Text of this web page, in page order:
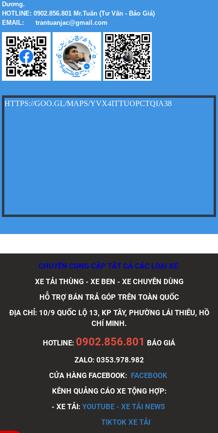
Xe tải Foton 990kg
Xe tải Foton 990kg
Xe tải Foton 990kg
Dương.
HOTLINE: 0902.856.801 Mr.Tuấn (Tư Vấn - Báo Giá)
EMAIL: trantuanjac@gmail.com
HTTPS://GOO.GL/MAPS/YVX4ITTUOPCTQIA38
CHUYÊN CUNG CẤP TẤT CẢ CÁC LOẠI XE:
XE TẢI THÙNG - XE BEN - XE CHUYÊN DÙNG
HỖ TRỢ BÁN TRẢ GÓP TRÊN TOÀN QUỐC
ĐỊA CHỈ: 10/9 QUỐC LỘ 13, KP TÂY, PHƯỜNG LÁI THIÊU, HỒ
CHÍ MINH.
HOTLINE: 0902.856.801 BÁO GIÁ
ZALO: 0353.978.982
CỬA HÀNG FACEBOOK: FACEBOOK
KÊNH QUẢNG CÁO XE TỘNG HỢP:
- XE TẢI: YOUTUBE - XE TẢI NEWS
TIKTOK XE TẢI